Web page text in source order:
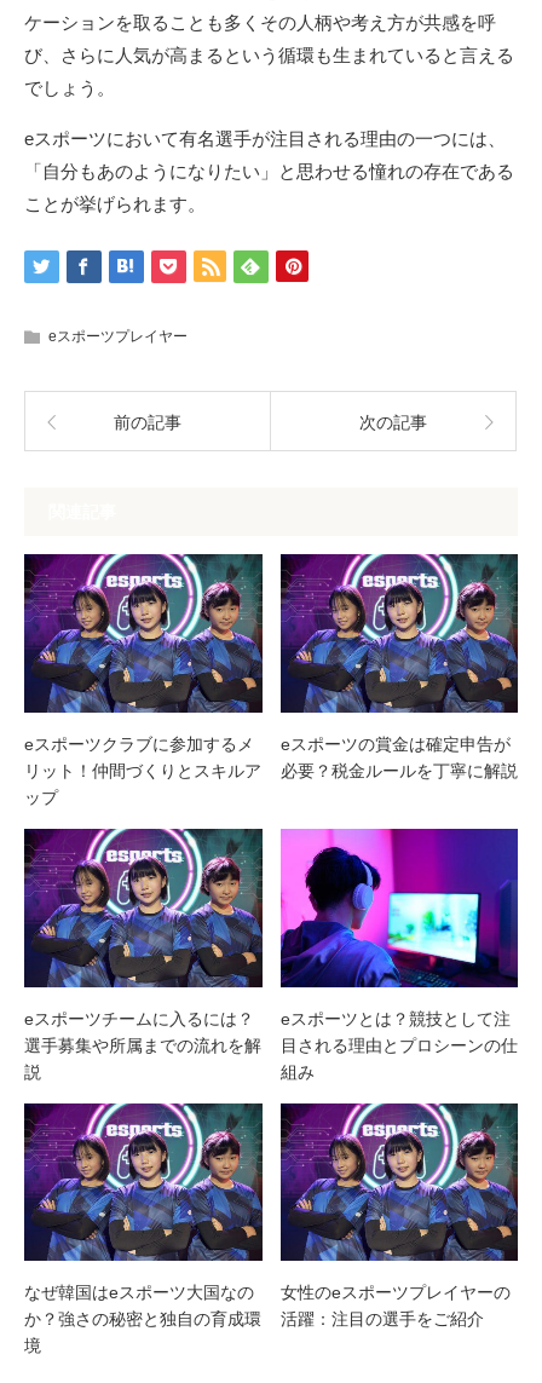
ケーションを取ることも多くその人柄や考え方が共感を呼
び、さらに人気が高まるという循環も生まれていると言える
でしょう。
eスポーツにおいて有名選手が注目される理由の一つには、
「自分もあのようになりたい」と思わせる憧れの存在である
ことが挙げられます。
eスポーツプレイヤー
前の記事 次の記事
eスポーツクラブに参加するメ
リット！仲間づくりとスキルア
ップ
eスポーツの賞金は確定申告が
必要？税金ルールを丁寧に解説
eスポーツチームに入るには？
選手募集や所属までの流れを解
説
eスポーツとは？競技として注
目される理由とプロシーンの仕
組み
なぜ韓国はeスポーツ大国なの
か？強さの秘密と独自の育成環
境
女性のeスポーツプレイヤーの
活躍：注目の選手をご紹介